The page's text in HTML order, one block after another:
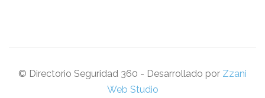
© Directorio Seguridad 360 - Desarrollado por Zzani
Web Studio